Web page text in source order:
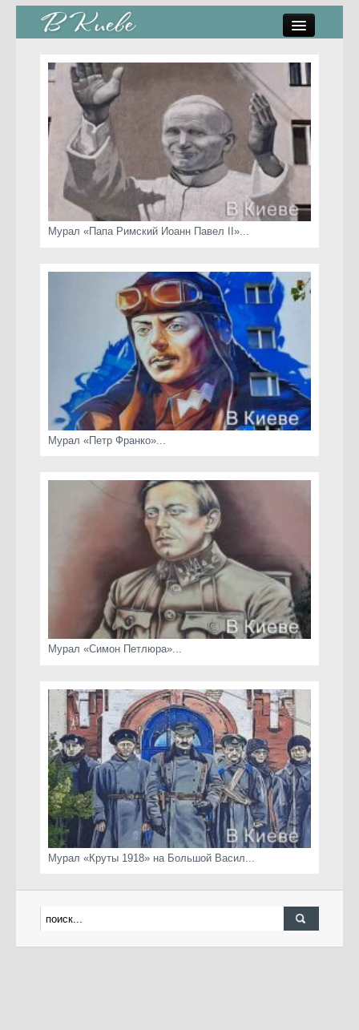
стрит-арт
коты Киева
скамейки
часы Киева
Мурал «Папа Римский Иоанн Павел II»...
Мурал «Петр Франко»...
Мурал «Симон Петлюра»...
Мурал «Круты 1918» на Большой Васил...